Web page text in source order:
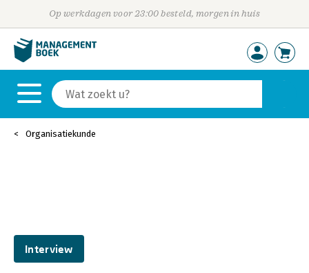
Op werkdagen voor 23:00 besteld, morgen in huis
Organisatiekunde
Interview